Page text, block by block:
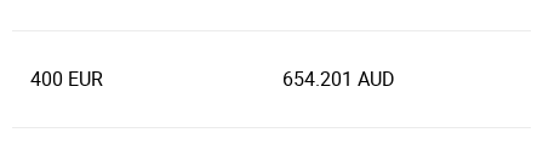
400 EUR 654.201 AUD